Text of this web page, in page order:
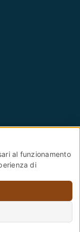
1 – 51100 –
Partita IVA:
Policy–
al funzionamento
di